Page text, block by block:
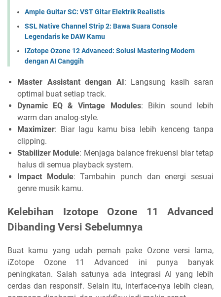
Ample Guitar SC: VST Gitar Elektrik Realistis
SSL Native Channel Strip 2: Bawa Suara Console
Legendaris ke DAW Kamu
iZotope Ozone 12 Advanced: Solusi Mastering Modern
dengan AI Canggih
Master Assistant dengan AI : Langsung kasih saran
optimal buat setiap track.
Dynamic EQ & Vintage Modules: Bikin sound lebih
warm dan analog-style.
Maximizer: Biar lagu kamu bisa lebih kenceng tanpa
clipping.
Stabilizer Module: Menjaga balance frekuensi biar tetap
halus di semua playback system.
Impact Module: Tambahin punch dan energi sesuai
genre musik kamu.
Kelebihan Izotope Ozone 11 Advanced
Dibanding Versi Sebelumnya
Buat kamu yang udah pernah pake Ozone versi lama,
iZotope Ozone 11 Advanced ini punya banyak
peningkatan. Salah satunya ada integrasi AI yang lebih
cerdas dan responsif. Selain itu, interface-nya lebih clean,